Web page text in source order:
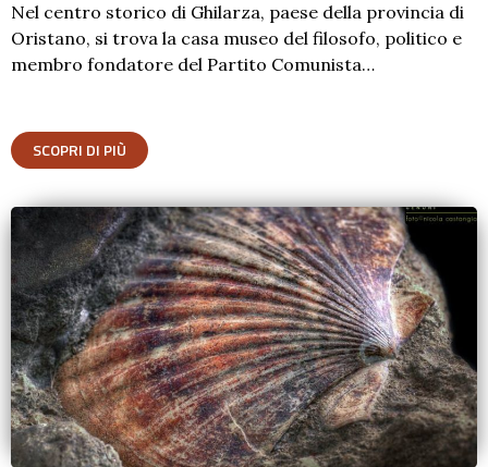
Nel centro storico di Ghilarza, paese della provincia di
Oristano, si trova la casa museo del filosofo, politico e
membro fondatore del Partito Comunista…
SCOPRI DI PIÙ